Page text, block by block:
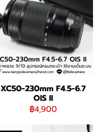
XC50-230mm F4.5-6.7
OIS II
฿4,900